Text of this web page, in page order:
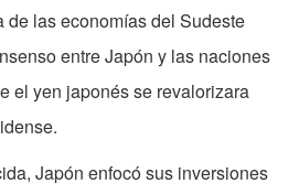
de las economías del Sudeste
entre Japón y las naciones
el yen japonés se revalorizara
Japón enfocó sus inversiones